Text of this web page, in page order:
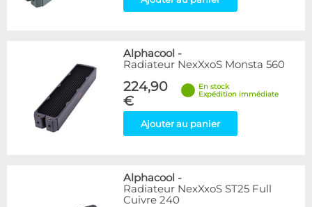
Alphacool -
Radiateur NexXxoS Monsta 560
224,90
€
En stock
Expédition immédiate
Ajouter au panier
Alphacool -
Radiateur NexXxoS ST25 Full
Cuivre 240